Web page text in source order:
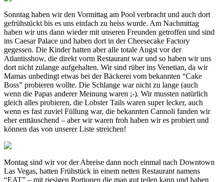
Sonntag haben wir den Vormittag am Pool verbracht und auch dort
gefrühstückt bis es uns einfach zu heiss wurde. Am Nachmittag
haben wir uns dann wieder mit unseren Freunden getroffen und sind
ins Caesar Palace und haben dort in der Cheesecake Factory
gegessen. Die Kinder hatten aber alle totale Angst vor der
Atlantisshow, die direkt vorm Restaurant war und so haben wir uns
dort nicht zulange aufgehalten. Wir sind rüber ins Venetian, da wir
Mamas unbedingt etwas bei der Bäckerei vom bekannten “Cake
Boss” probieren wollte. Die Schlange war nicht zu lange (auch
wenn die Papas anderer Meinung waren ;-). Wir mussten natürlich
gleich alles probieren, die Lobster Tails waren super lecker, auch
wenn es fast zuviel Füllung war, die bekannten Cannoli fanden wir
eher enttäuschend – aber wir waren froh haben wir es probiert und
können das von unserer Liste streichen!
Montag sind wir vor der Abreise dann noch einmal nach Downtown
Las Vegas, hatten Frühstück in einem netten Restaurant namens
“EAT” – mit riesigen Portionen die man gut teilen kann und haben